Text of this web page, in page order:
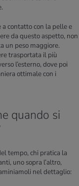
a contatto con la pelle e
da questo aspetto, non
un peso maggiore.
trasportata il più
l’esterno, dove poi
ottimale con i
quando si
tempo, chi pratica la
uno sopra l’altro,
nel dettaglio: